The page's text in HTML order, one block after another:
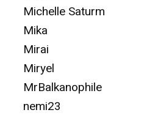
Michelle Saturm
Mika
Mirai
Miryel
MrBalkanophile
nemi23